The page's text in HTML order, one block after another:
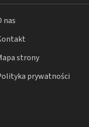
nas
strony
prywatności